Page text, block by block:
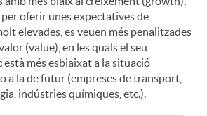
oferir unes expectatives de
elevades, es veuen més penalitzades
(value), en les quals el seu
més esbiaixat a la situació
a la de futur (empreses de transport,
indústries químiques, etc.).